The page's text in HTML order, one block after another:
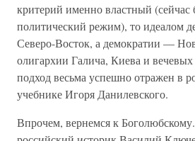
критерий именно властный (сейчас
политический режим), то идеалом
Северо-Восток, а демократии —
олигархии Галича, Киева и
подход весьма успешно отражен в
учебнике Игоря Данилевского.
Впрочем, вернемся к